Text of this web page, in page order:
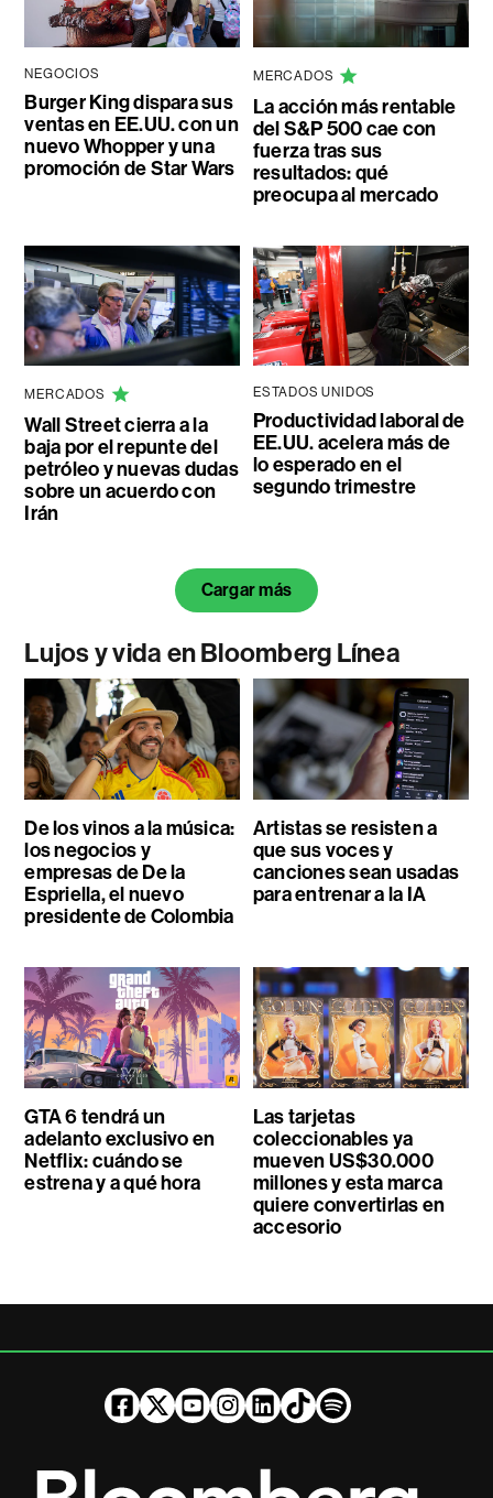
NEGOCIOS
Burger King dispara sus
ventas en EE.UU. con un
nuevo Whopper y una
promoción de Star Wars
MERCADOS
La acción más rentable
del S&P 500 cae con
fuerza tras sus
resultados: qué
preocupa al mercado
MERCADOS
Wall Street cierra a la
baja por el repunte del
petróleo y nuevas dudas
sobre un acuerdo con
Irán
ESTADOS UNIDOS
Productividad laboral de
EE.UU. acelera más de
lo esperado en el
segundo trimestre
Cargar más
Lujos y vida en Bloomberg Línea
De los vinos a la música:
los negocios y
empresas de De la
Espriella, el nuevo
presidente de Colombia
Artistas se resisten a
que sus voces y
canciones sean usadas
para entrenar a la IA
GTA 6 tendrá un
adelanto exclusivo en
Netflix: cuándo se
estrena y a qué hora
Las tarjetas
coleccionables ya
mueven US$30.000
millones y esta marca
quiere convertirlas en
accesorio